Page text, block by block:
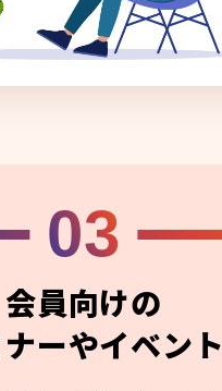
03
会員向けの
ーやイベント